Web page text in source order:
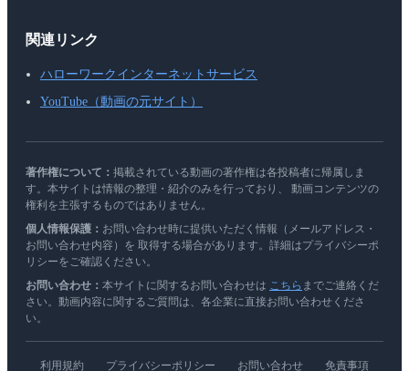
関連リンク
ハローワークインターネットサービス
YouTube（動画の元サイト）
著作権について： 掲載されている動画の著作権は各投稿者に帰属しま
す。本サイトは情報の整理・紹介のみを行っており、 動画コンテンツの
権利を主張するものではありません。
個人情報保護： お問い合わせ時に提供いただく情報（メールアドレス・
お問い合わせ内容）を 取得する場合があります。詳細はプライバシーポ
リシーをご確認ください。
お問い合わせ： 本サイトに関するお問い合わせは こちら までご連絡くだ
さい。動画内容に関するご質問は、各企業に直接お問い合わせくださ
い。
利用規約 プライバシーポリシー お問い合わせ 免責事項